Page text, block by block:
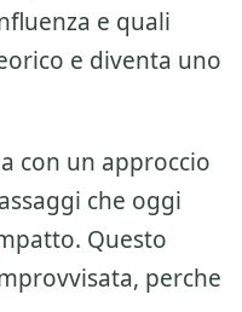
e quali
e diventa uno
con un approccio
che oggi
Questo
perche